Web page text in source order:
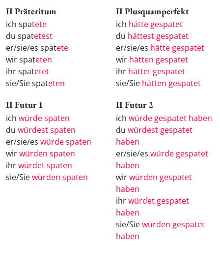
II Präteritum
ich spatete
du spatetest
er/sie/es spatete
wir spateten
ihr spatetet
sie/Sie spateten
II Plusquamperfekt
ich hätte gespatet
du hättest gespatet
er/sie/es hätte gespatet
wir hätten gespatet
ihr hättet gespatet
sie/Sie hätten gespatet
II Futur 1
ich würde spaten
du würdest spaten
er/sie/es würde spaten
wirwürden spaten
ihrwürdet spaten
sie/Siewürden spaten
II Futur 2
ich würde gespatet haben
du würdest gespatet
haben
er/sie/es würde gespatet
haben
wirwürden gespatet
haben
ihrwürdet gespatet
haben
sie/Siewürden gespatet
haben